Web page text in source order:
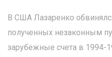
В США Лазаренко
полученных незаконным
зарубежные счета в 1994-